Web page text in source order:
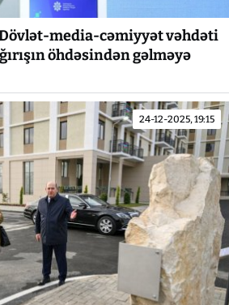
media-cəmiyyət vəhdəti
öhdəsindən gəlməyə
24-12-2025, 19:15